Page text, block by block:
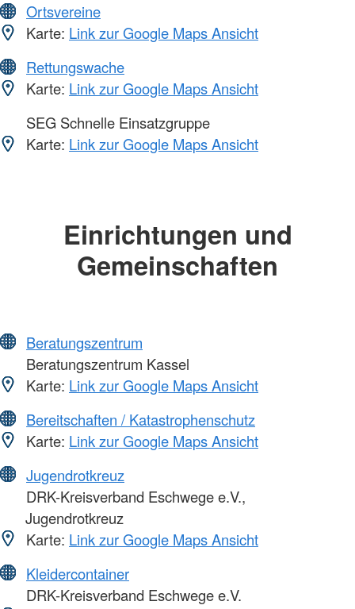
Ortsvereine
Karte: Link zur Google Maps Ansicht
Rettungswache
Karte: Link zur Google Maps Ansicht
SEG Schnelle Einsatzgruppe
Karte: Link zur Google Maps Ansicht
Einrichtungen und
Gemeinschaften
Beratungszentrum
Beratungszentrum Kassel
Karte: Link zur Google Maps Ansicht
Bereitschaften / Katastrophenschutz
Karte: Link zur Google Maps Ansicht
Jugendrotkreuz
DRK-Kreisverband Eschwege e.V.,
Jugendrotkreuz
Karte: Link zur Google Maps Ansicht
Kleidercontainer
DRK-Kreisverband Eschwege e.V.